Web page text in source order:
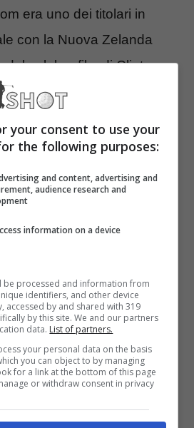
era uno dei titolari in
con la Nuova Zelanda
dal celebre film di Clint
che rappresentò
dopo la fine del
Strydom,
rugby
continua la
degli Invictus
di Strydom è
, presidente della
Come riferito
your consent to use your
the following purposes:
and content, advertising and
audience research and
information on a device
be processed and information from
identifiers, and other device
accessed by and shared with 319
by this site. We and our partners
data. List of partners.
your personal data on the basis
you can object to by managing
for a link at the bottom of this page
or withdraw consent in privacy